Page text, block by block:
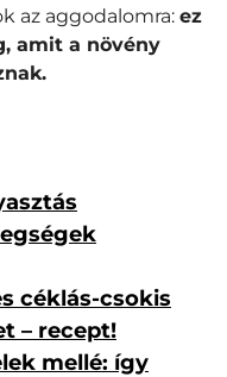
az aggodalomra: ez
amit a növény
céklás-csokis
– recept!
mellé: így